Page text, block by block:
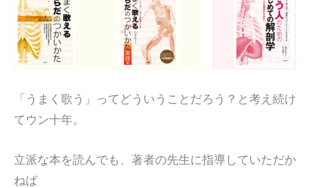
「うまく歌う」ってどういうことだろう？と考え続け
てウン十年。
立派な本を読んでも、著者の先生に指導していただか
ねば